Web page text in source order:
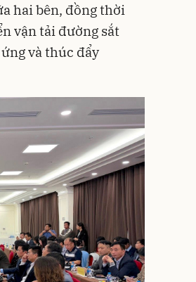
hai bên, đồng thời
vận tải đường sắt
và thúc đẩy